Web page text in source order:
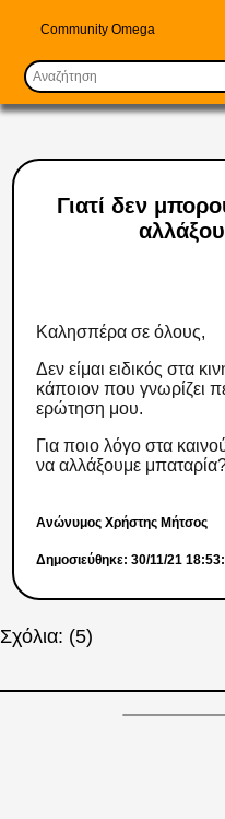
Community Omega
Γιατί δεν
Καλησπέρα σε όλους,
Δεν είμαι ειδικός στα
κάποιον που γνωρίζει
ερώτηση μου.
Για ποιο λόγο στα
να αλλάξουμε
Ανώνυμος Χρήστης Μήτσος
Δημοσιεύθηκε: 30/11/21
Σχόλια: (5)